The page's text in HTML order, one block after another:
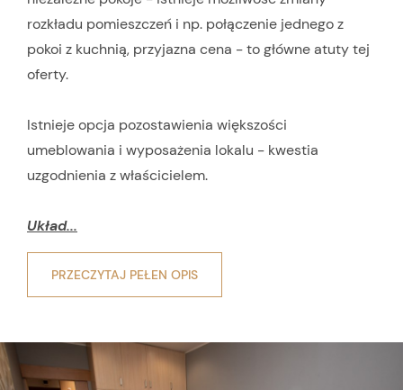
rozkładu pomieszczeń i np. połączenie jednego z
pokoi z kuchnią, przyjazna cena - to główne atuty tej
oferty.
Istnieje opcja pozostawienia większości
umeblowania i wyposażenia lokalu - kwestia
uzgodnienia z właścicielem.
Układ...
PRZECZYTAJ PEŁEN OPIS